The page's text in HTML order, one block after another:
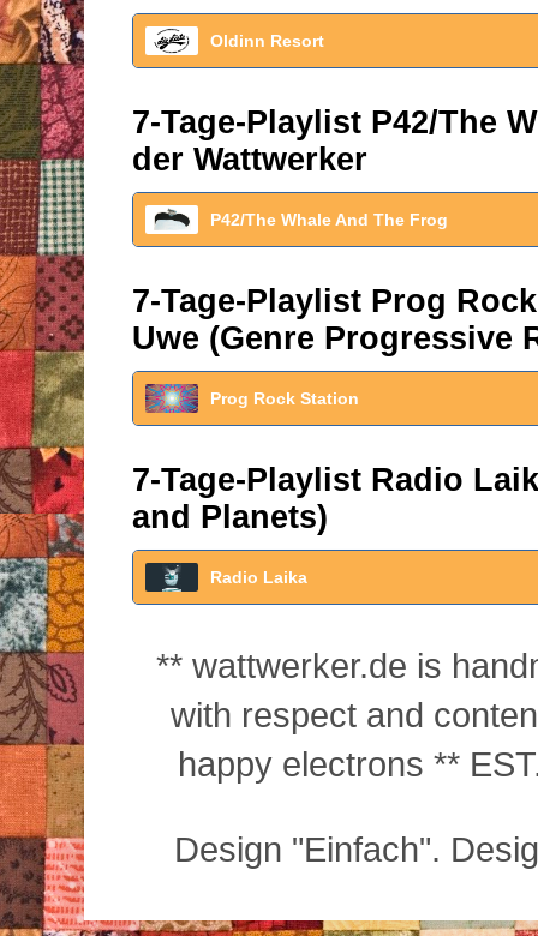
Oldinn Resort
7-Tage-Playlist P42/The
der Wattwerker
P42/The Whale And The Frog
7-Tage-Playlist Prog
Uwe (Genre Progressive
Prog Rock Station
7-Tage-Playlist Radio
and Planets)
Radio Laika
** wattwerker.de is
with respect and
happy electrons **
Design "Einfach".